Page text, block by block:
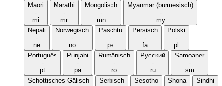
Maori
-
mi
Marathi
-
mr
Mongolisch
-
mn
Myanmar (burmesisch)
-
my
Nepali
-
ne
Norwegisch
-
no
Paschtu
-
ps
Persisch
-
fa
Polski
-
pl
Português
-
pt
Punjabi
-
pa
Rumänisch
-
ro
Русский
-
ru
Samoaner
-
sm
Schottisches Gälisch
Serbisch
Sesotho
Shona
Sindhi